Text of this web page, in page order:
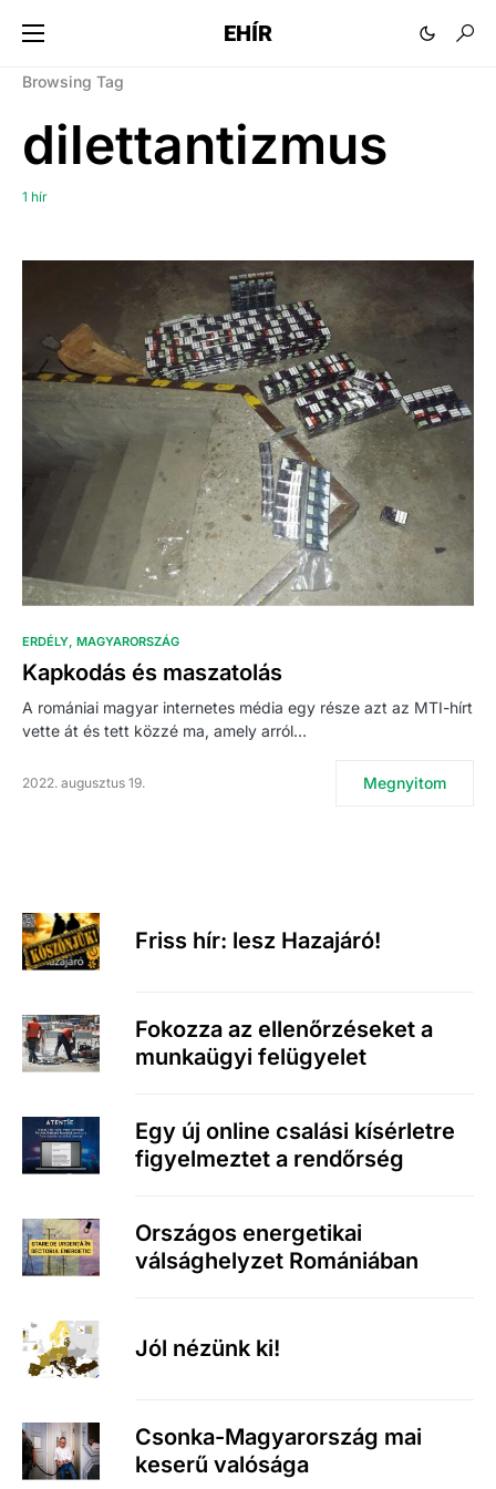
EHÍR
Browsing Tag
dilettantizmus
1 hír
ERDÉLY MAGYARORSZÁG
Kapkodás és maszatolás
A romániai magyar internetes média egy része azt az MTI-hírt
vette át és tett közzé ma, amely arról…
2022. augusztus 19. Megnyitom
Friss hír: lesz Hazajáró!
Fokozza az ellenőrzéseket a
munkaügyi felügyelet
Egy új online csalási kísérletre
figyelmeztet a rendőrség
Országos energetikai
válsághelyzet Romániában
Jól nézünk ki!
Csonka-Magyarország mai
keserű valósága